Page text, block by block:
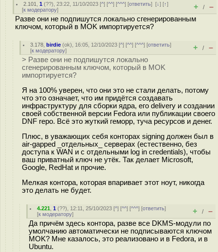
2.101 ,1 (??), 23:22, 11/10/2023 [^] [^^] [^^^] [ответить][↓] [↑]
[к модератору] + / –
Разве они не подпишутся локально сгенерированным
ключом, который в MOK импортируется?
3.178 ,birdie (ok), 16:05, 12/10/2023 [^] [^^] [^^^] [ответить]
[к модератору] + / –
> Разве они не подпишутся локально
сгенерированным ключом, который в MOK
импортируется?
Я на 100% уверен, что они это не стали делать, потому
что это означает, что им придётся создавать
инфраструктуру для сборки ядра, его delivery и создании
своей собственной версии Fedora или публикации своего
DNF repo. Всё это жуткий геморр, туча ресурсов и денег.
Плюс, в уважающих себя конторах signing должен был в
air-gapped _отдельных_ серверах (естественно, без
доступа к WAN и с отдельными log in credentials), чтобы
ваш приватный ключ не утёк. Так делает Microsoft,
Google, RedHat и прочие.
Мелкая контора, которая впаривает этот ноут, никогда
это делать не будет.
4.221 ,1 (??), 12:11, 25/10/2023 [^] [^^] [^^^] [ответить]
[к модератору] + / –
Да причём здесь контора, разве все DKMS-модули по
умолчанию автоматически не подписываются ключом
MOK? Мне казалось, это реализовано и в Fedora, и в
Ubuntu.